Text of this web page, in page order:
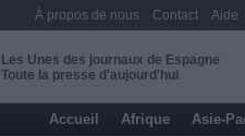
Les Unes des journaux de Espagne
Toute la presse d'aujourd'hui
Accueil Afrique Asie-
À propos de nous Contact Aide